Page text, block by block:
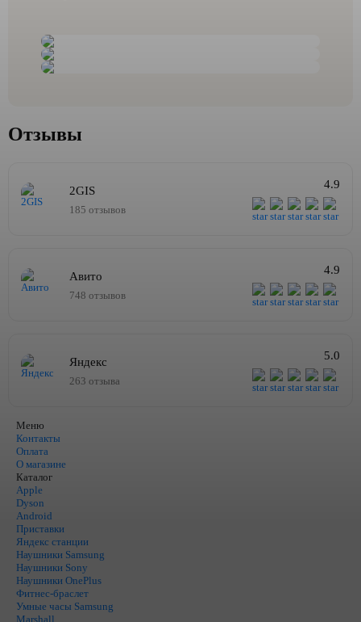
Отзывы
2GIS
185 отзывов
4.9
Авито
748 отзывов
4.9
Яндекс
263 отзыва
5.0
Меню
Контакты
Оплата
О магазине
Каталог
Apple
Dyson
Android
Приставки
Яндекс станции
Наушники Samsung
Наушники Sony
Наушники OnePlus
Фитнес-браслет
Умные часы Samsung
Marshall